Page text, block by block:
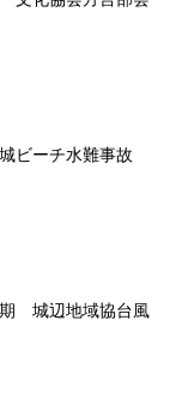
ビーチ水難事故
期 城辺地域協台風